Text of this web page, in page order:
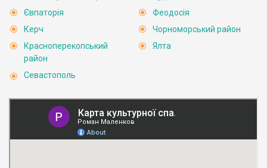
Євпаторія
Керч
Красноперекопський
район
Севастополь
Феодосія
Чорноморський район
Ялта